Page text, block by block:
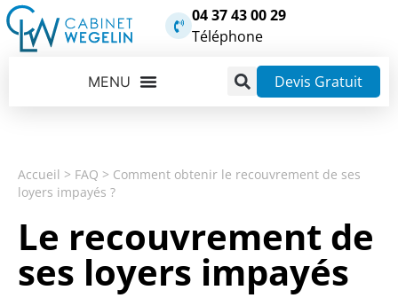
04 37 43 00 29
Téléphone
Devis Gratuit
Accueil > FAQ > Comment obtenir le recouvrement de ses
loyers impayés ?
Le recouvrement de
ses loyers impayés